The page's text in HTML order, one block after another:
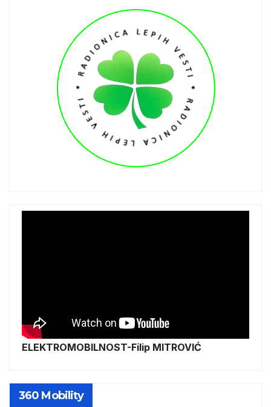
ELEKTROMOBILNOST-Filip MITROVIĆ
360 Mobility